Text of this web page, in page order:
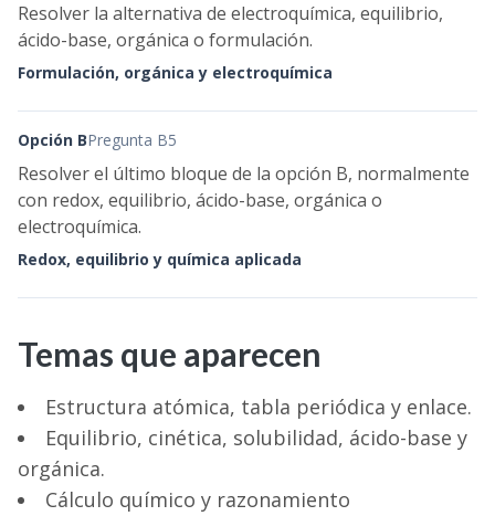
Resolver la alternativa de electroquímica, equilibrio,
ácido-base, orgánica o formulación.
Formulación, orgánica y electroquímica
Opción BPregunta B5
Resolver el último bloque de la opción B, normalmente
con redox, equilibrio, ácido-base, orgánica o
electroquímica.
Redox, equilibrio y química aplicada
Temas que aparecen
Estructura atómica, tabla periódica y enlace.
Equilibrio, cinética, solubilidad, ácido-base y
orgánica.
Cálculo químico y razonamiento